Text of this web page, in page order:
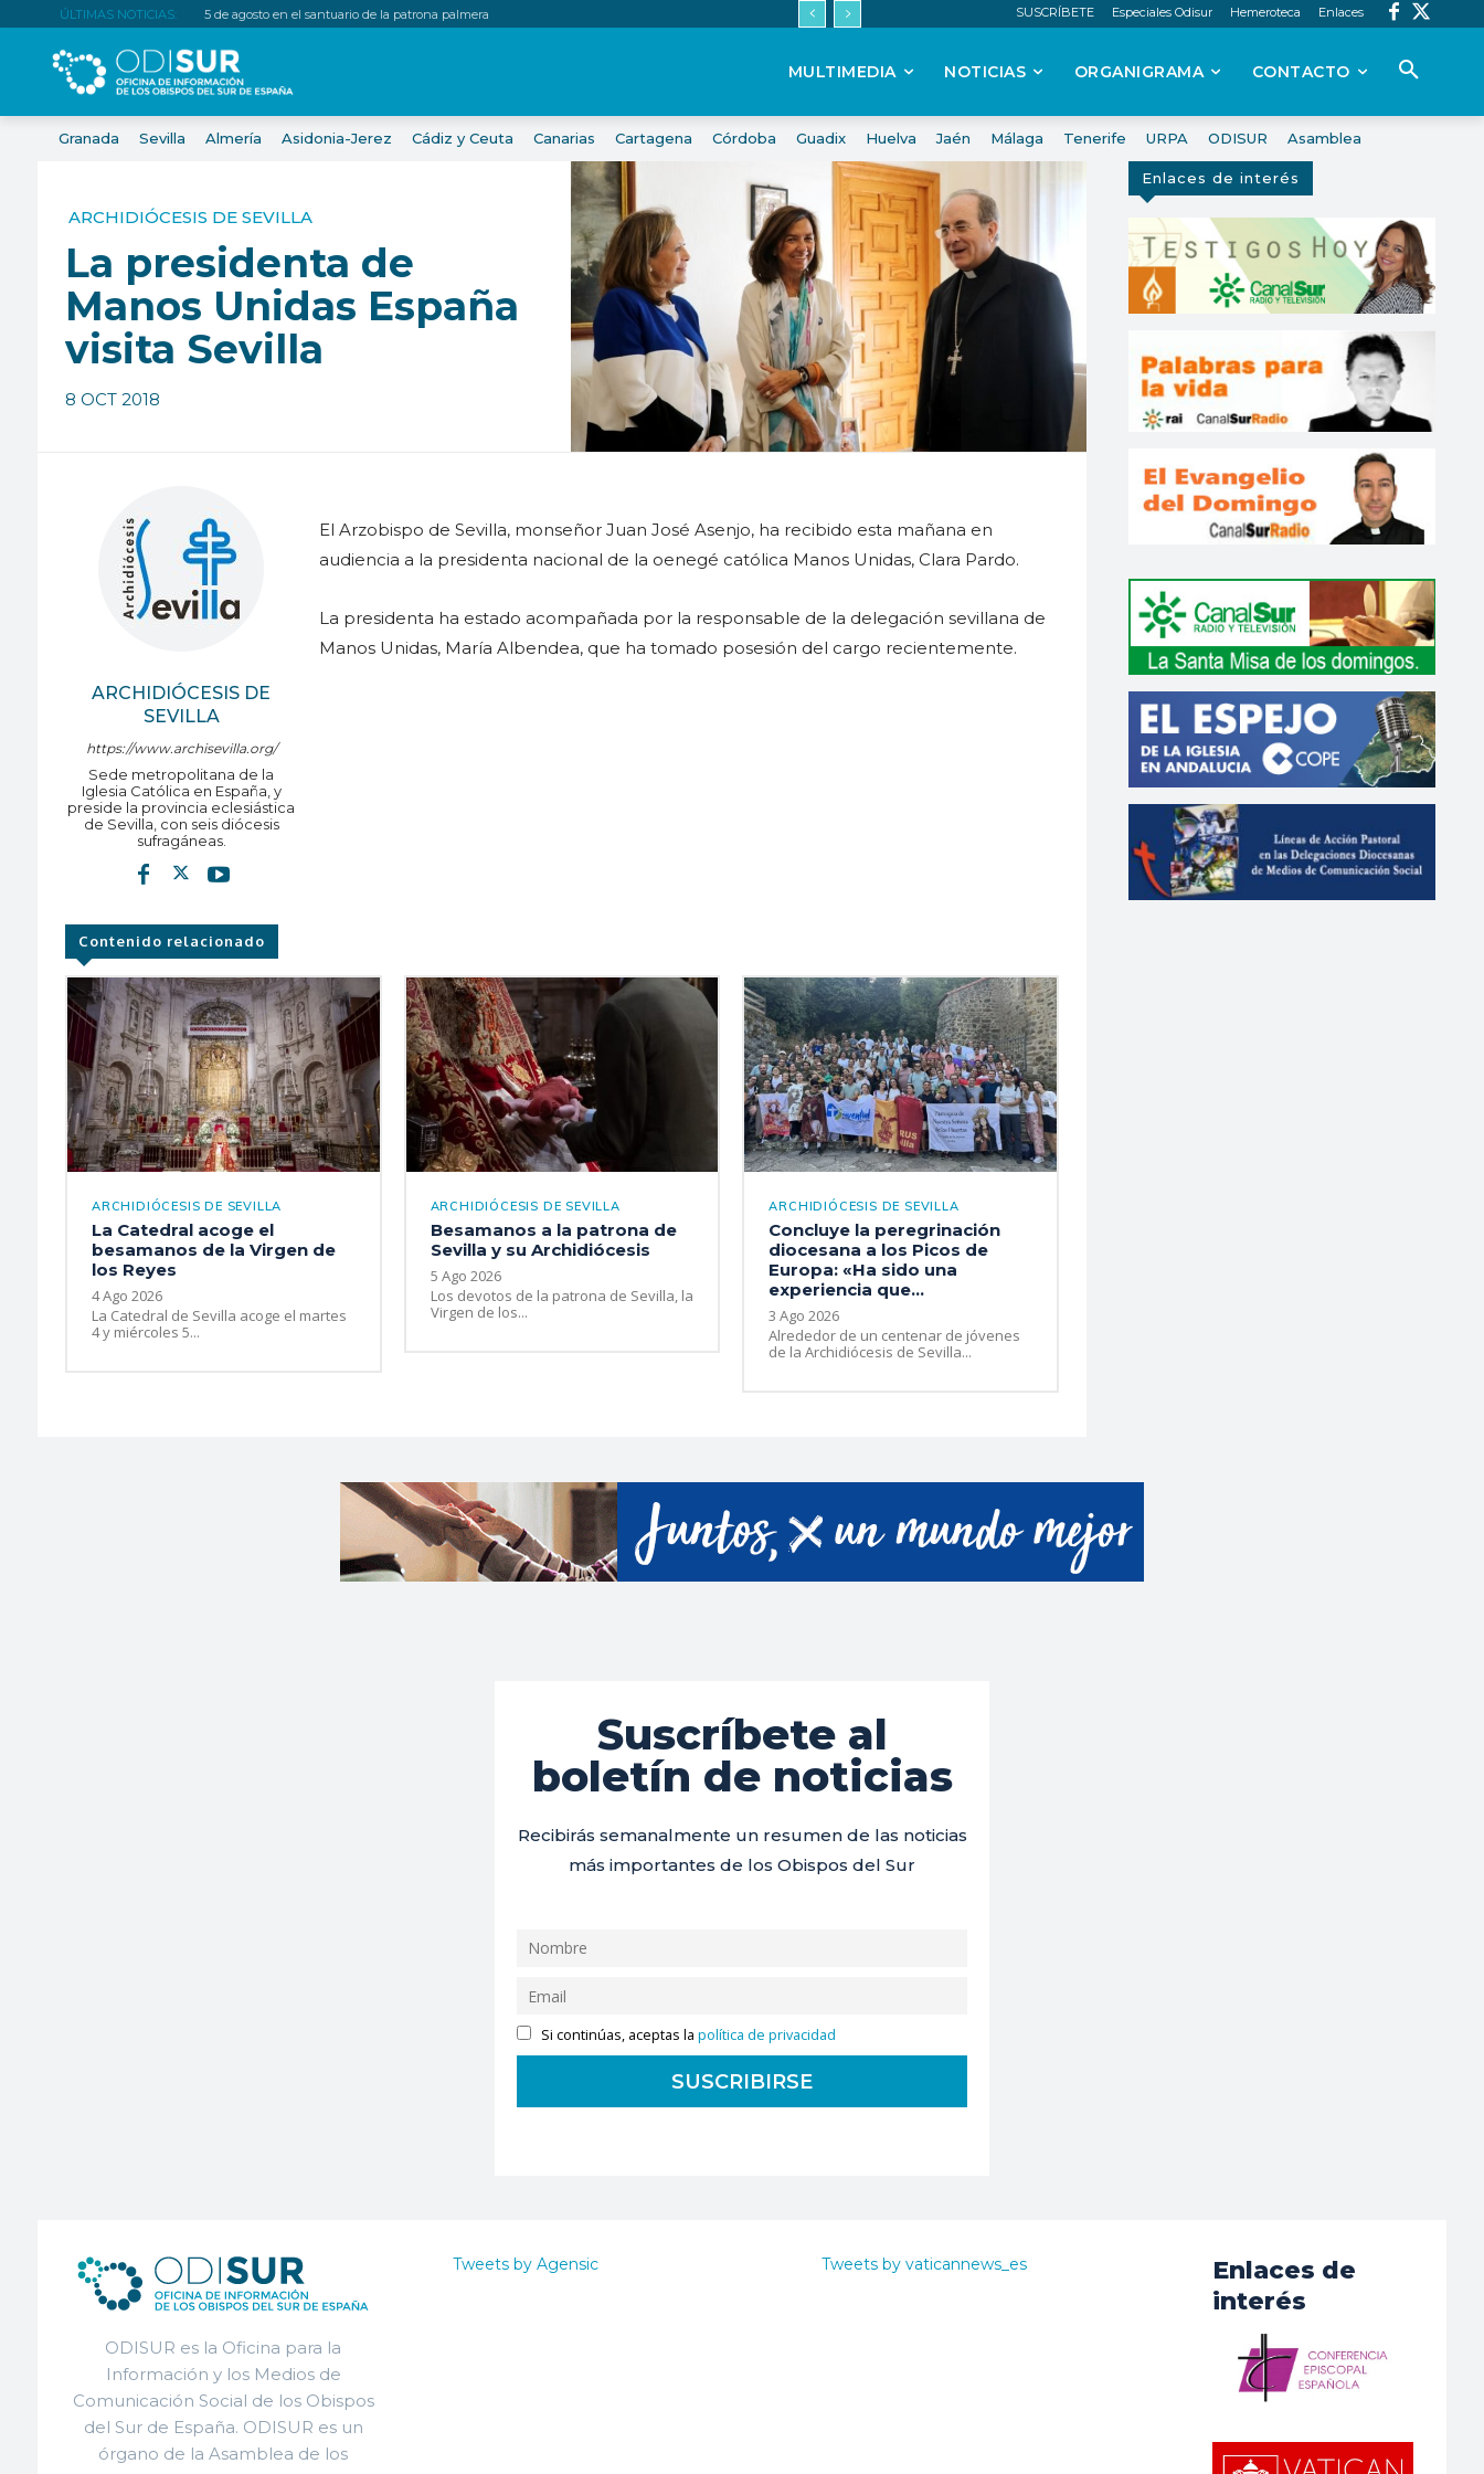
ÚLTIMAS NOTICIAS: 5 de agosto en el santuario de la patrona palmera SUSCRÍBETE Especiales Odisur Hemeroteca Enlaces
MULTIMEDIA NOTICIAS ORGANIGRAMA CONTACTO
Granada Sevilla Almería Asidonia-Jerez Cádiz y Ceuta Canarias Cartagena Córdoba Guadix Huelva Jaén Málaga Tenerife URPA ODISUR Asamblea
ARCHIDIÓCESIS DE SEVILLA
La presidenta de
Manos Unidas España
visita Sevilla
8 OCT 2018
ARCHIDIÓCESIS DE
SEVILLA
https://www.archisevilla.org/
Sede metropolitana de la
Iglesia Católica en España, y
preside la provincia eclesiástica
de Sevilla, con seis diócesis
sufragáneas.
El Arzobispo de Sevilla, monseñor Juan José Asenjo, ha recibido esta mañana en
audiencia a la presidenta nacional de la oenegé católica Manos Unidas, Clara Pardo.
La presidenta ha estado acompañada por la responsable de la delegación sevillana de
Manos Unidas, María Albendea, que ha tomado posesión del cargo recientemente.
Contenido relacionado
ARCHIDIÓCESIS DE SEVILLA
La Catedral acoge el
besamanos de la Virgen de
los Reyes
4 Ago 2026
La Catedral de Sevilla acoge el martes
4 y miércoles 5...
ARCHIDIÓCESIS DE SEVILLA
Besamanos a la patrona de
Sevilla y su Archidiócesis
5 Ago 2026
Los devotos de la patrona de Sevilla, la
Virgen de los...
ARCHIDIÓCESIS DE SEVILLA
Concluye la peregrinación
diocesana a los Picos de
Europa: «Ha sido una
experiencia que...
3 Ago 2026
Alrededor de un centenar de jóvenes
de la Archidiócesis de Sevilla...
Enlaces de interés
Suscríbete al
boletín de noticias
Recibirás semanalmente un resumen de las noticias
más importantes de los Obispos del Sur
Si continúas, aceptas lapolítica de privacidad
ODISUR es la Oficina para la
Información y los Medios de
Comunicación Social de los Obispos
del Sur de España. ODISUR es un
órgano de la Asamblea de los
Tweets by Agensic Tweets by vaticannews_es
Enlaces de
interés